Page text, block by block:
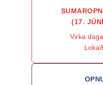
(17.
Virka